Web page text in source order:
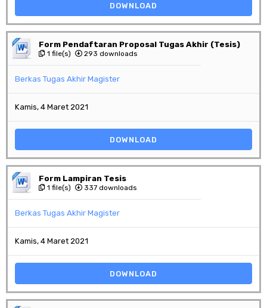
DOWNLOAD
Form Pendaftaran Proposal Tugas Akhir (Tesis)
1 file(s) 293 downloads
Berkas Tugas Akhir Magister
Kamis, 4 Maret 2021
DOWNLOAD
Form Lampiran Tesis
1 file(s) 337 downloads
Berkas Tugas Akhir Magister
Kamis, 4 Maret 2021
DOWNLOAD